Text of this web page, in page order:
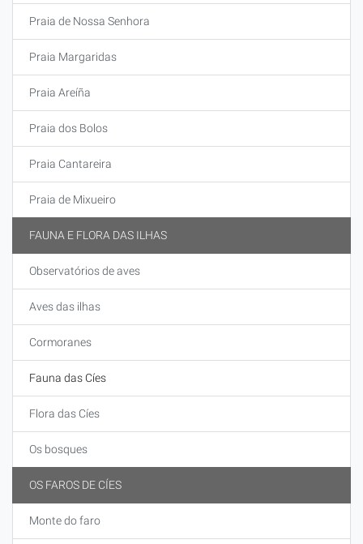
Praia de Nossa Senhora
Praia Margaridas
Praia Areíña
Praia dos Bolos
Praia Cantareira
Praia de Mixueiro
FAUNA E FLORA DAS ILHAS
Observatórios de aves
Aves das ilhas
Cormoranes
Fauna das Cíes
Flora das Cíes
Os bosques
OS FAROS DE CÍES
Monte do faro